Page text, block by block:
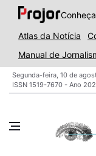
Atlas da Notícia
Manual de
Segunda-feira, 10 de
ISSN 1519-7670 - Ano